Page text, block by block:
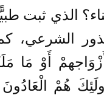
الذي ثبت
الشرعي،
أَوْ مَا
هُمْ